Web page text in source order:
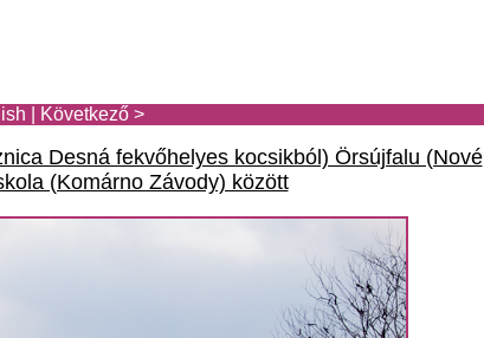
Következő >
Desná fekvőhelyes kocsikból) Örsújfalu (Nové
(Komárno Závody) között